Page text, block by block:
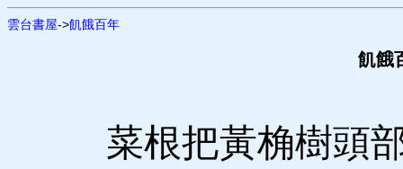
雲台書屋->飢餓百年
飢餓
菜根把黃桷樹頭